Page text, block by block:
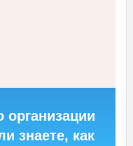
организации
знаете, как